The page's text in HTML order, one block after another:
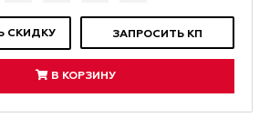
СКИДКУ ЗАПРОСИТЬ КП
В КОРЗИНУ